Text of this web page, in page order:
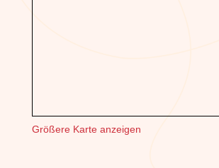
Größere Karte anzeigen